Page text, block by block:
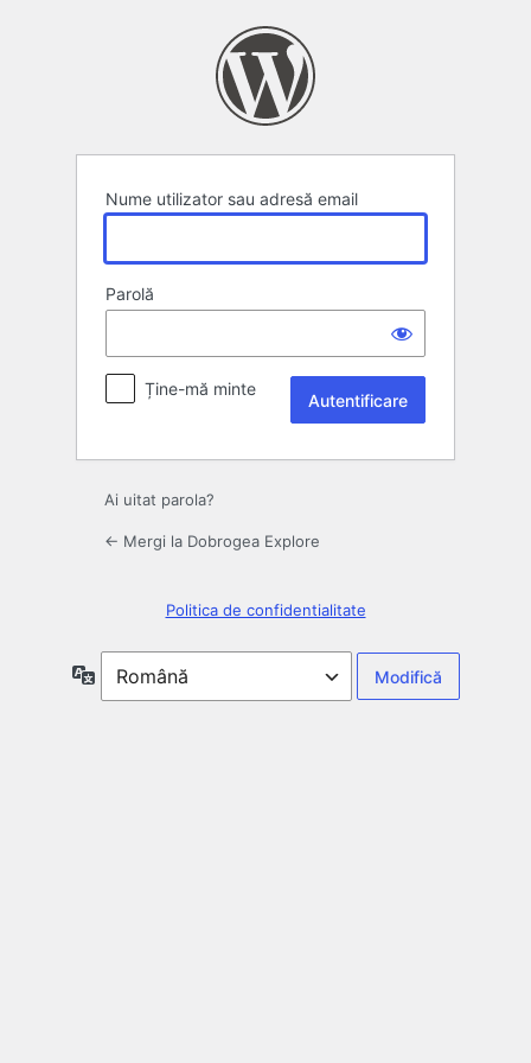
Nume utilizator sau adresă email
Parolă
Ține-mă minte
Ai uitat parola?
← Mergi la Dobrogea Explore
Politica de confidentialitate
Limbă